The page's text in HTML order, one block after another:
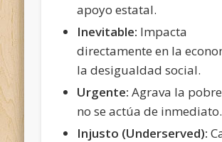
apoyo estatal.
Inevitable: Impacta
directamente en la
la desigualdad social.
Urgente: Agrava la
no se actúa de inmediato.
Injusto (Underserved):